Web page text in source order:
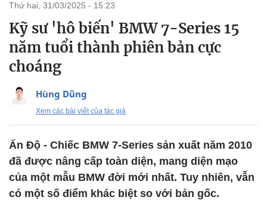
thứ hai, 31/03/2025 - 15:23
Kỹ sư 'hô biến' BMW 7-Series 15
năm tuổi thành phiên bản cực
choáng
Hùng Dũng
Xem các bài viết của tác giả
Ấn Độ - Chiếc BMW 7-Series sản xuất năm 2010
đã được nâng cấp toàn diện, mang diện mạo
của một mẫu BMW đời mới nhất. Tuy nhiên, vẫn
có một số điểm khác biệt so với bản gốc.